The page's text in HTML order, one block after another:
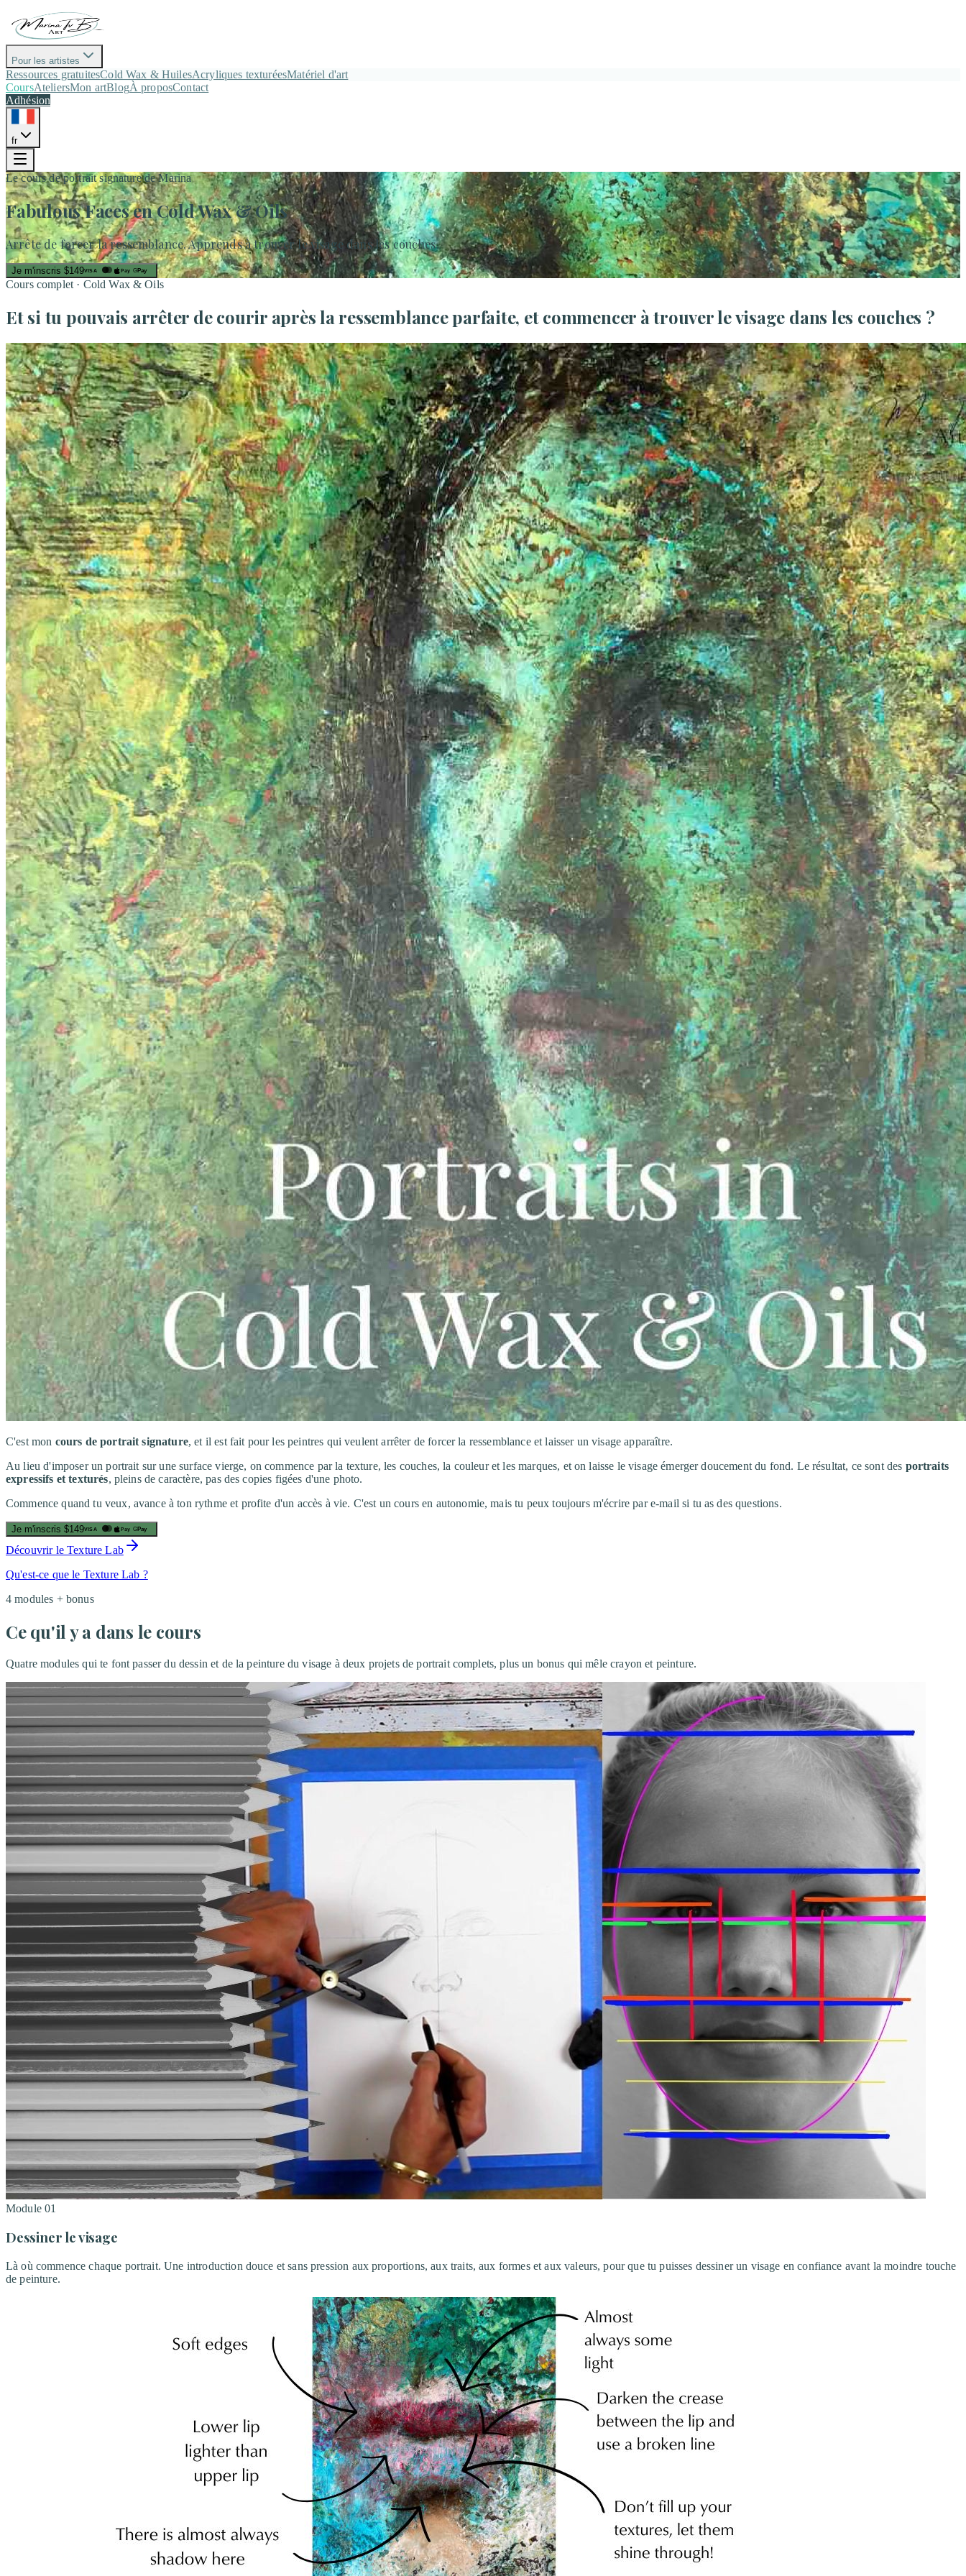
Pour les artistes
Ressources gratuitesCold Wax & HuilesAcryliques texturéesMatériel d'art
CoursAteliersMon artBlogÀ proposContact
Adhésion
fr
Le cours de portrait signature de Marina
Fabulous Facesen Cold Wax & Oils
Arrête de forcer la ressemblance. Apprends à trouver le visage dans les couches.
Je m'inscris $149VISA Pay GPay
Cours complet · Cold Wax & Oils
Et si tu pouvais arrêter de courir après la ressemblance parfaite, et commencer à trouver le visage dans les couches ?
C'est mon cours de portrait signature, et il est fait pour les peintres qui veulent arrêter de forcer la ressemblance et laisser un visage apparaître.
Au lieu d'imposer un portrait sur une surface vierge, on commence par la texture, les couches, la couleur et les marques, et on laisse le visage émerger doucement du fond. Le résultat, ce sont des portraits
expressifs et texturés, pleins de caractère, pas des copies figées d'une photo.
Commence quand tu veux, avance à ton rythme et profite d'un accès à vie. C'est un cours en autonomie, mais tu peux toujours m'écrire par e-mail si tu as des questions.
Je m'inscris $149VISA Pay GPay
Découvrir le Texture Lab
Qu'est-ce que le Texture Lab ?
4 modules + bonus
Ce qu'il y a dans le cours
Quatre modules qui te font passer du dessin et de la peinture du visage à deux projets de portrait complets, plus un bonus qui mêle crayon et peinture.
Module 01
Dessiner le visage
Là où commence chaque portrait. Une introduction douce et sans pression aux proportions, aux traits, aux formes et aux valeurs, pour que tu puisses dessiner un visage en confiance avant la moindre touche
de peinture.